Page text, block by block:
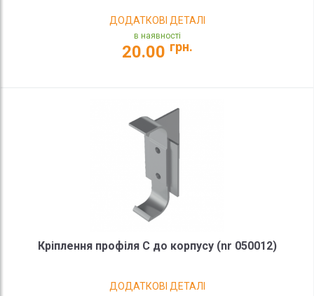
ДОДАТКОВІ ДЕТАЛІ
в наявності
20.00 грн.
Кріплення профіля C до корпусу (nr 050012)
ДОДАТКОВІ ДЕТАЛІ